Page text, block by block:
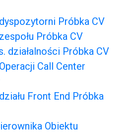
Próbka CV
Próbka CV
działalności Próbka CV
Call Center
Front End Próbka
Obiektu